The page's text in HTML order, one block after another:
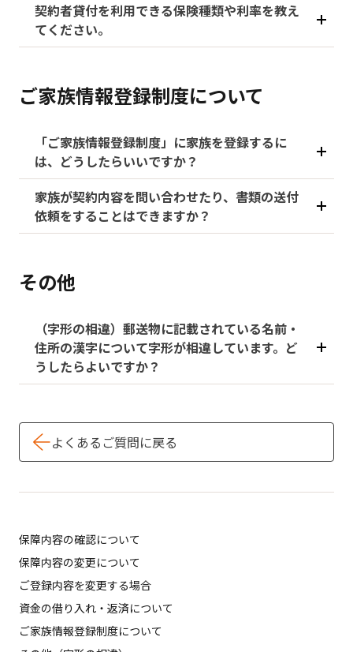
契約者貸付を利用できる保険種類や利率を教え
てください。
ご家族情報登録制度について
「ご家族情報登録制度」に家族を登録するに
は、どうしたらいいですか？
家族が契約内容を問い合わせたり、書類の送付
依頼をすることはできますか？
その他
（字形の相違）郵送物に記載されている名前・
住所の漢字について字形が相違しています。ど
うしたらよいですか？
よくあるご質問に戻る
保障内容の確認について
保障内容の変更について
ご登録内容を変更する場合
資金の借り入れ・返済について
ご家族情報登録制度について